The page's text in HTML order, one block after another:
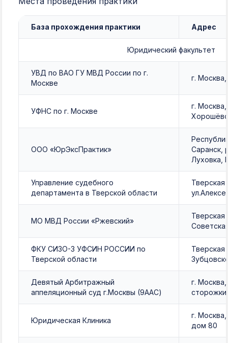
База прохождения практики Адрес
Юридический факультет
УВД по ВАО ГУ МВД России по г.
Москве
г.
УФНС по г. Москве
г.
ООО «ЮрЭксПрактик»
Саранск,
Луховка,
Управление судебного
департамента в Тверской области
МО МВД России «Ржевский»
ФКУ СИЗО-3 УФСИН РОССИИ по
Тверской области
Девятый Арбитражный
аппеляционный суд г.Москвы (9ААС)
г.
Юридическая Клиника
г.
дом 80